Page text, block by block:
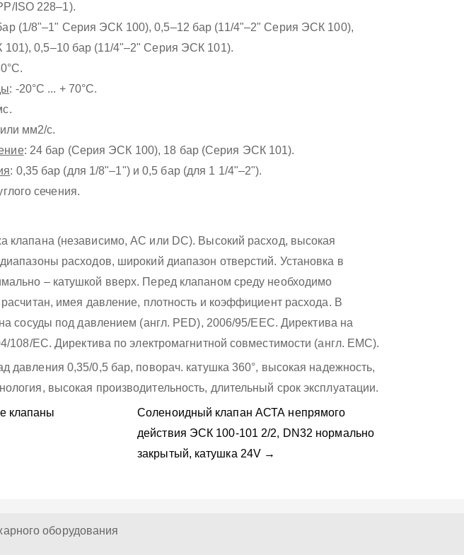
ISO 228–1).
(1/8"–1" Серия ЭСК 100), 0,5–12 бар (11/4"–2" Серия ЭСК 100),
0,5–10 бар (11/4"–2" Серия ЭСК 101).
: -20°C ... + 70°C.
мм2/с.
: 24 бар (Серия ЭСК 100), 18 бар (Серия ЭСК 101).
: 0,35 бар (для 1/8"–1") и 0,5 бар (для 1 1/4"–2").
сечения.
клапана (независимо, AC или DC). Высокий расход, высокая
расходов, широкий диапазон отверстий. Установка в
– катушкой вверх. Перед клапаном среду необходимо
имея давление, плотность и коэффициент расхода. В
сосуды под давлением (англ. PED), 2006/95/ЕЕС. Директива на
108/EC. Директива по электромагнитной совместимости (англ. EMC).
давления 0,35/0,5 бар, поворач. катушка 360°, высокая надежность,
высокая производительность, длительный срок эксплуатации.
клапаны
Соленоидный клапан АСТА непрямого
действия ЭСК 100-101 2/2, DN32 нормально
закрытый, катушка 24V →
оборудования